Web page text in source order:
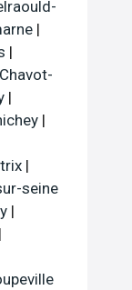
|
|
Chavot-
|
|
|
seine
|
|